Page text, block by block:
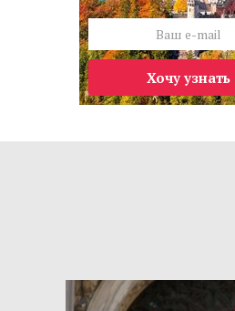
Хочу узнать